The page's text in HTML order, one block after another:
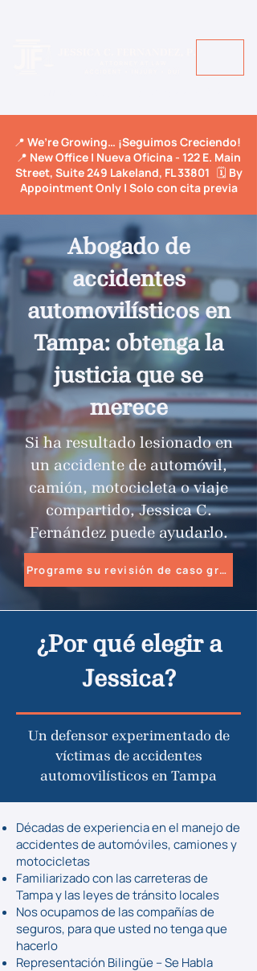
📍 We’re Growing… ¡Seguimos Creciendo!
📍 New Office | Nueva Oficina - 122 E. Main
Street, Suite 249 Lakeland, FL 33801 🗓️ By
Appointment Only | Solo con cita previa
Abogado de
accidentes
automovilísticos en
Tampa: obtenga la
justicia que se
merece
Si ha resultado lesionado en
un accidente de automóvil,
camión, motocicleta o viaje
compartido, Jessica C.
Fernández puede ayudarlo.
Programe su revisión de caso gratuita
¿Por qué elegir a
Jessica?
Un defensor experimentado de
víctimas de accidentes
automovilísticos en Tampa
Décadas de experiencia en el manejo de
accidentes de automóviles, camiones y
motocicletas
Familiarizado con las carreteras de
Tampa y las leyes de tránsito locales
Nos ocupamos de las compañías de
seguros, para que usted no tenga que
hacerlo
Representación Bilingüe – Se Habla